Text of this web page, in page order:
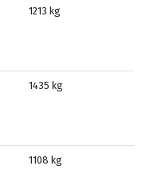
1213 kg
1435 kg
1108 kg